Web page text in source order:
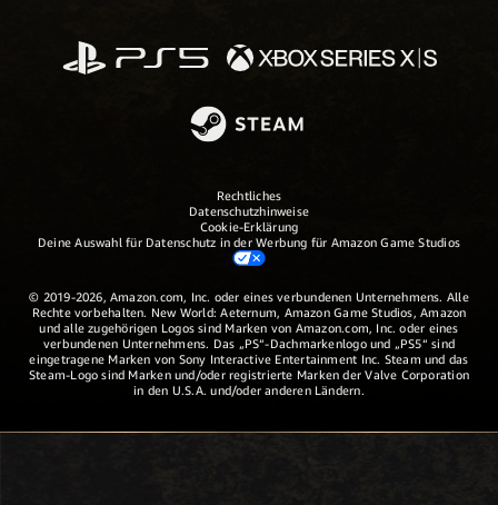
Rechtliches
Datenschutzhinweise
Cookie-Erklärung
Deine Auswahl für Datenschutz in der Werbung für Amazon Game Studios
© 2019-2026, Amazon.com, Inc. oder eines verbundenen Unternehmens. Alle
Rechte vorbehalten. New World: Aeternum, Amazon Game Studios, Amazon
und alle zugehörigen Logos sind Marken von Amazon.com, Inc. oder eines
verbundenen Unternehmens. Das „PS“-Dachmarkenlogo und „PS5“ sind
eingetragene Marken von Sony Interactive Entertainment Inc. Steam und das
Steam-Logo sind Marken und/oder registrierte Marken der Valve Corporation
in den U.S.A. und/oder anderen Ländern.